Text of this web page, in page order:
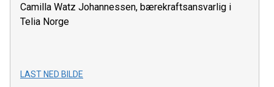
Camilla Watz Johannessen, bærekraftsansvarlig i
Telia Norge
LAST NED BILDE